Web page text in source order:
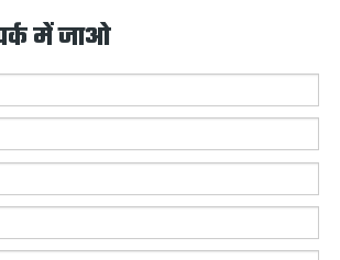
में जाओ